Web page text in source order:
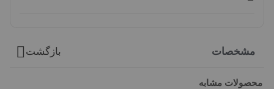
مشخصات بازگشت
محصولات مشابه